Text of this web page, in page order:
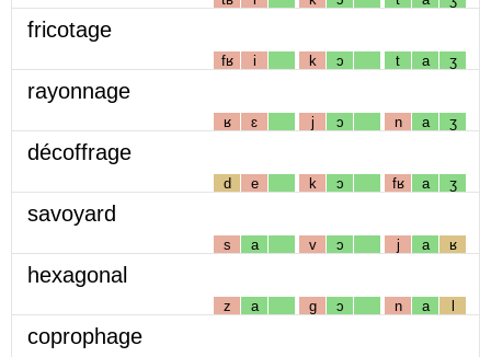
fricotage
fʁ i k ɔ t a ʒ
rayonnage
ʁ ɛ j ɔ n a ʒ
décoffrage
d e k ɔ fʁ a ʒ
savoyard
s a v ɔ j a ʁ
hexagonal
z a g ɔ n a l
coprophage